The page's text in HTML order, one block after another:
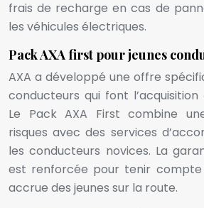
frais de recharge en cas de
les véhicules électriques.
Pack AXA first pour jeunes
AXA a développé une offre
conducteurs qui font l’acquisition
Le Pack AXA First combine
risques avec des services
les conducteurs novices. La
est renforcée pour tenir
accrue des jeunes sur la route.